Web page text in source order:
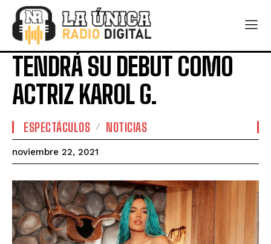
TENDRÁ SU DEBUT COMO
ACTRIZ KAROL G.
ESPECTÁCULOS NOTICIAS
noviembre 22, 2021